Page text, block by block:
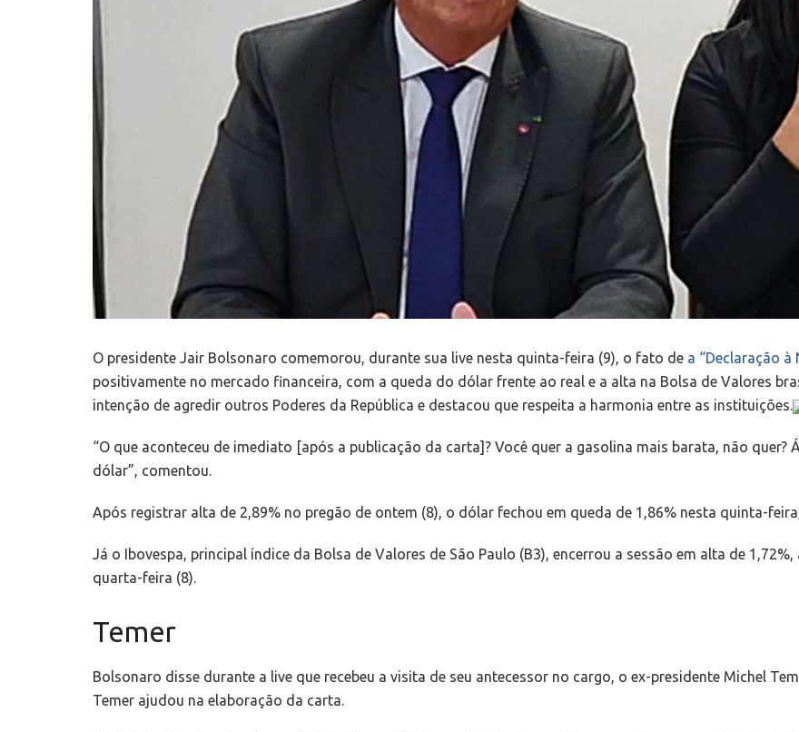
O presidente Jair Bolsonaro comemorou, durante sua live nesta quinta-feira (9), o fato de a “Declaração
positivamente no mercado financeira, com a queda do dólar frente ao real e a alta na Bolsa de Valores
intenção de agredir outros Poderes da República e destacou que respeita a harmonia entre as instituições.
“O que aconteceu de imediato [após a publicação da carta]? Você quer a gasolina mais barata, não
dólar”, comentou.
Após registrar alta de 2,89% no pregão de ontem (8), o dólar fechou em queda de 1,86% nesta quinta-
Já o Ibovespa, principal índice da Bolsa de Valores de São Paulo (B3), encerrou a sessão em alta de
quarta-feira (8).
Temer
Bolsonaro disse durante a live que recebeu a visita de seu antecessor no cargo, o ex-presidente Michel
Temer ajudou na elaboração da carta.